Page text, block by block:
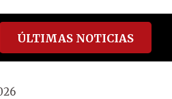
tiktokyoutube
spotify
ÚLTIMAS NOTICIAS